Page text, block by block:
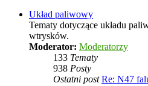
Układ paliwowy
Tematy dotyczące układu
wtrysków.
Moderator: Moderatorzy
133 Tematy
938 Posty
Ostatni post Re: N47